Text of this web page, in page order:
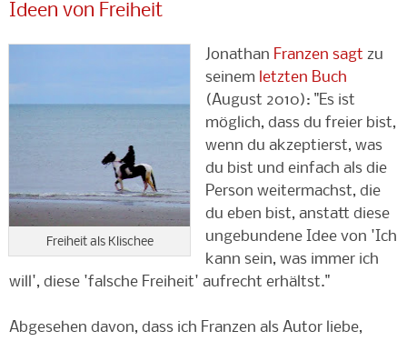
Ideen von Freiheit
Freiheit als Klischee
Jonathan Franzen sagt zu
seinem letzten Buch
(August 2010): "Es ist
möglich, dass du freier bist,
wenn du akzeptierst, was
du bist und einfach als die
Person weitermachst, die
du eben bist, anstatt diese
ungebundene Idee von 'Ich
kann sein, was immer ich
will', diese 'falsche Freiheit' aufrecht erhältst."
Abgesehen davon, dass ich Franzen als Autor liebe,